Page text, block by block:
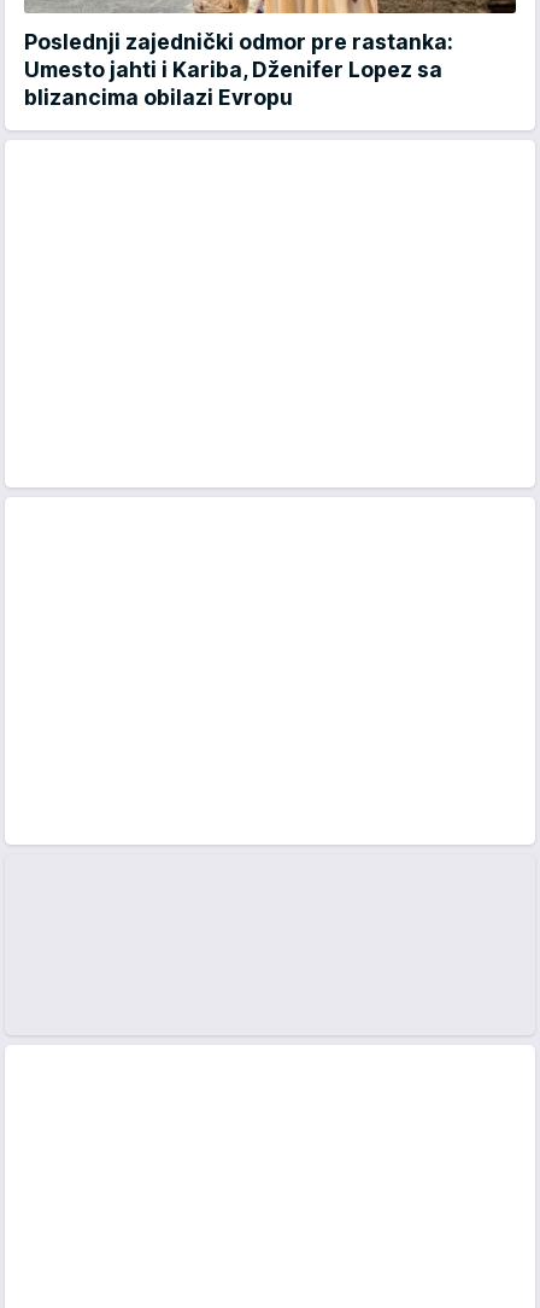
Poslednji zajednički odmor pre rastanka:
Umesto jahti i Kariba, Dženifer Lopez sa
blizancima obilazi Evropu